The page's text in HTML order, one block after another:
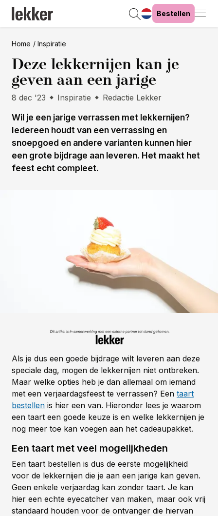
Bestellen
Home Inspiratie
Deze lekkernijen kan je
geven aan een jarige
8 dec '23 Inspiratie Redactie Lekker
Wil je een jarige verrassen met lekkernijen?
Iedereen houdt van een verrassing en
snoepgoed en andere varianten kunnen hier
een grote bijdrage aan leveren. Het maakt het
feest echt compleet.
Als je dus een goede bijdrage wilt leveren aan deze
speciale dag, mogen de lekkernijen niet ontbreken.
Maar welke opties heb je dan allemaal om iemand
met een verjaardagsfeest te verrassen? Een taart
bestellen is hier een van. Hieronder lees je waarom
een taart een goede keuze is en welke lekkernijen je
nog meer toe kan voegen aan het cadeaupakket.
Een taart met veel mogelijkheden
Een taart bestellen is dus de eerste mogelijkheid
voor de lekkernijen die je aan een jarige kan geven.
Geen enkele verjaardag kan zonder taart. Je kan
hier een echte eyecatcher van maken, maar ook vrij
standaard houden voor de ontvanger die hiervan